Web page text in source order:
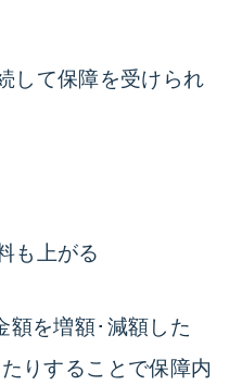
して保障を受けられ
も上がる
額を増額･減額した
りすることで保障内